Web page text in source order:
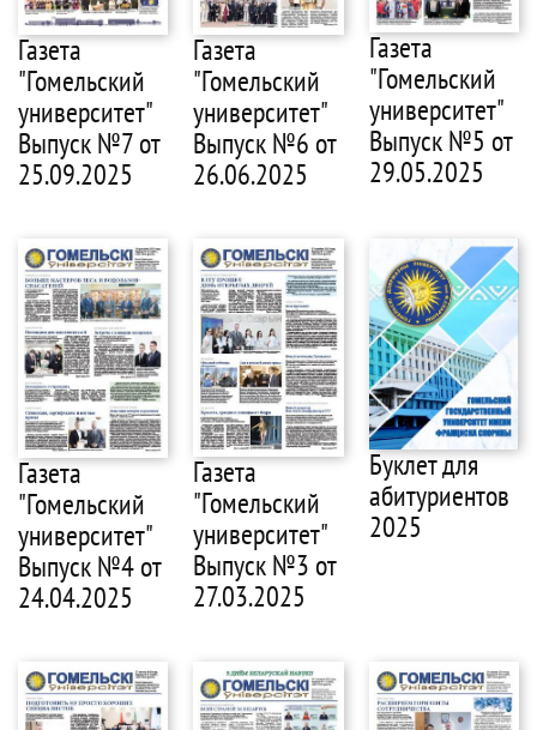
Газета
"Гомельский
университет"
Выпуск №7 от
25.09.2025
Газета
"Гомельский
университет"
Выпуск №6 от
26.06.2025
Газета
"Гомельский
университет"
Выпуск №5 от
29.05.2025
Газета
"Гомельский
университет"
Выпуск №4 от
24.04.2025
Газета
"Гомельский
университет"
Выпуск №3 от
27.03.2025
Буклет для
абитуриентов
2025